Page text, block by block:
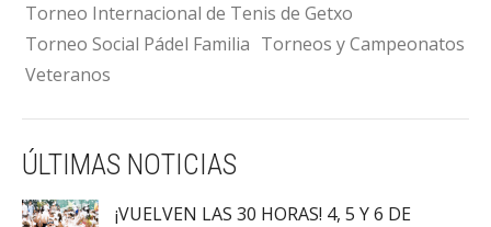
Torneo Internacional de Tenis de Getxo
Torneo Social Pádel Familia Torneos y Campeonatos
Veteranos
ÚLTIMAS NOTICIAS
¡VUELVEN LAS 30 HORAS! 4, 5 Y 6 DE